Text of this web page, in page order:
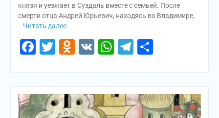
князя и уезжает в Суздаль вместе с семьей. После
смерти отца Андрей Юрьевич, находясь во Владимире,
Читать далее
Facebook
Twitter
Odnoklassniki
VK WhatsApp
Telegram